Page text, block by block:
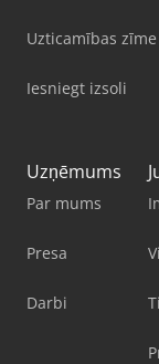
Uzticamības zīme
Iesniegt izsoli
Uzņēmums
Par mums
Presa
Darbi